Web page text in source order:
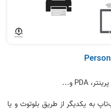
به یکدیگر از طریق بلوتوث و یا